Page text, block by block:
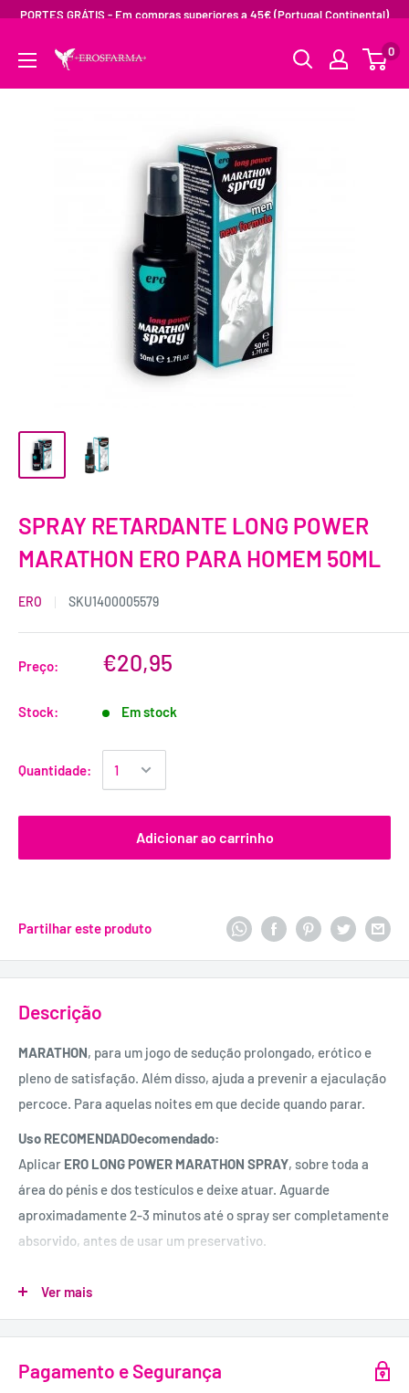
PORTES GRÁTIS - Em compras superiores a 45€ (Portugal Continental)
0
SPRAY RETARDANTE LONG POWER
MARATHON ERO PARA HOMEM 50ML
ERO SKU1400005579
Preço: €20,95
Stock: Em stock
Quantidade:
Adicionar ao carrinho
Partilhar este produto
Descrição
MARATHON, para um jogo de sedução prolongado, erótico e
pleno de satisfação. Além disso, ajuda a prevenir a ejaculação
percoce. Para aquelas noites em que decide quando parar.
Uso RECOMENDADOecomendado:
Aplicar ERO LONG POWER MARATHON SPRAY, sobre toda a
área do pénis e dos testículos e deixe atuar. Aguarde
aproximadamente 2-3 minutos até o spray ser completamente
absorvido, antes de usar um preservativo.
- Não deixe ao alcance de crianças!
- Proteja da luz solar.
Ver mais
Pagamento e Segurança